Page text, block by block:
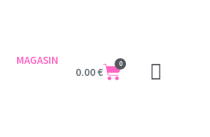
MAGASIN
0.00€
0